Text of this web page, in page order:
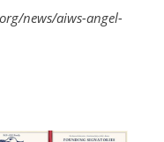
news/aiws-angel-